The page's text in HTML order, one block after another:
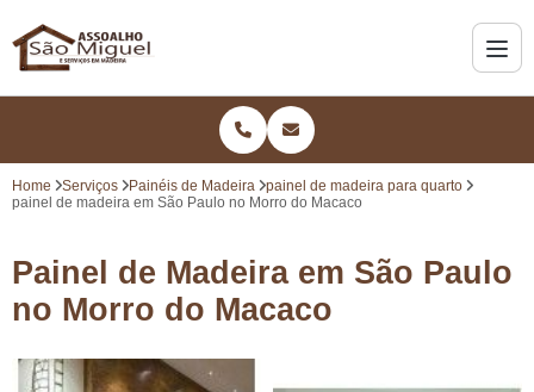
Home Serviços Painéis de Madeira
painel de madeira para quarto
painel de madeira em São Paulo no Morro do Macaco
Painel de Madeira em São Paulo
no Morro do Macaco